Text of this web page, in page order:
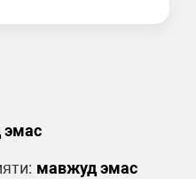
мавжуд эмас